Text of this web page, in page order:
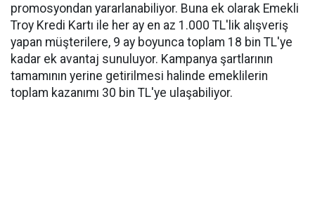
promosyondan yararlanabiliyor. Buna ek olarak Emekli
Troy Kredi Kartı ile her ay en az 1.000 TL'lik alışveriş
yapan müşterilere, 9 ay boyunca toplam 18 bin TL'ye
kadar ek avantaj sunuluyor. Kampanya şartlarının
tamamının yerine getirilmesi halinde emeklilerin
toplam kazanımı 30 bin TL'ye ulaşabiliyor.